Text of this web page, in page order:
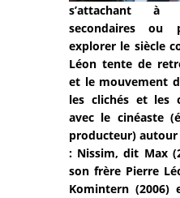
s’attachant à
secondaires ou
explorer le siècle
Léon tente de
et le mouvement
les clichés et les
avec le cinéaste
producteur)
: Nissim, dit Max
son frère Pierre
Komintern